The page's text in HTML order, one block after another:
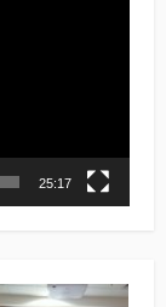
25:17